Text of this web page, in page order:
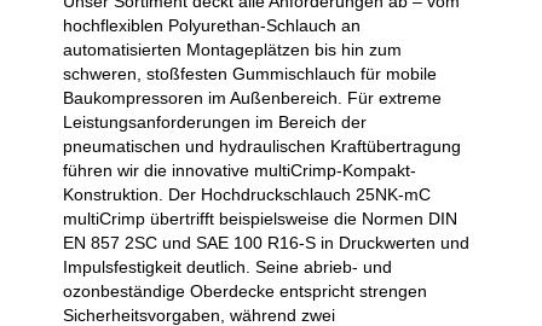
hochflexiblen Polyurethan-Schlauch an
automatisierten Montageplätzen bis hin zum
schweren, stoßfesten Gummischlauch für mobile
Baukompressoren im Außenbereich. Für extreme
Leistungsanforderungen im Bereich der
pneumatischen und hydraulischen Kraftübertragung
führen wir die innovative multiCrimp-Kompakt-
Konstruktion. Der Hochdruckschlauch 25NK-mC
multiCrimp übertrifft beispielsweise die Normen DIN
EN 857 2SC und SAE 100 R16-S in Druckwerten und
Impulsfestigkeit deutlich. Seine abrieb- und
ozonbeständige Oberdecke entspricht strengen
Sicherheitsvorgaben, während zwei